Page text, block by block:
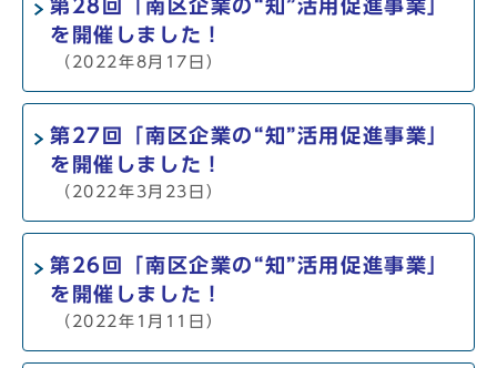
第28回「南区企業の“知”活用促進事業」
を開催しました！
（2022年8月17日）
第27回「南区企業の“知”活用促進事業」
を開催しました！
（2022年3月23日）
第26回「南区企業の“知”活用促進事業」
を開催しました！
（2022年1月11日）